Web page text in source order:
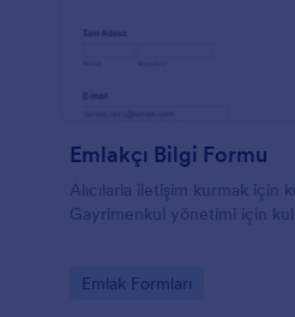
Emlakçı Bilgi Formu
Alıcılarla iletişim kurmak için
Gayrimenkul yönetimi için
Go to Category:
Emlak Formları